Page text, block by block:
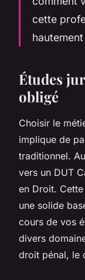
cette
Études
obligé
Choisir le
implique de
traditionnel.
vers un DUT
en Droit.
une solide
cours de vos
divers
droit pénal, le